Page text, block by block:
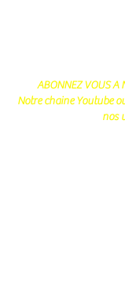
ABONNEZ VOUS A
Notre chaine Youtube
nos